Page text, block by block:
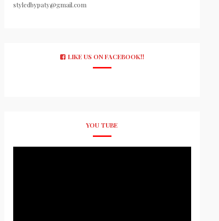
styledbypaty@gmail.com
LIKE US ON FACEBOOK!!
YOU TUBE